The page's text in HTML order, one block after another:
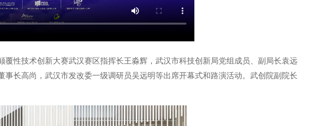
性技术创新大赛武汉赛区指挥长王淼辉，武汉市科技创新局党组成员、副局长袁远
长高尚，武汉市发改委一级调研员吴远明等出席开幕式和路演活动。武创院副院长